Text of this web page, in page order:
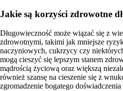
Jakie są korzyści zdrowotne
Długowieczność może wiązać się z
zdrowotnymi, takimi jak mniejsze
naczyniowych, cukrzycy czy
mogą cieszyć się lepszym stanem
mądrością życiową oraz większą
również szansę na cieszenie się z
zgromadzenie bogatego